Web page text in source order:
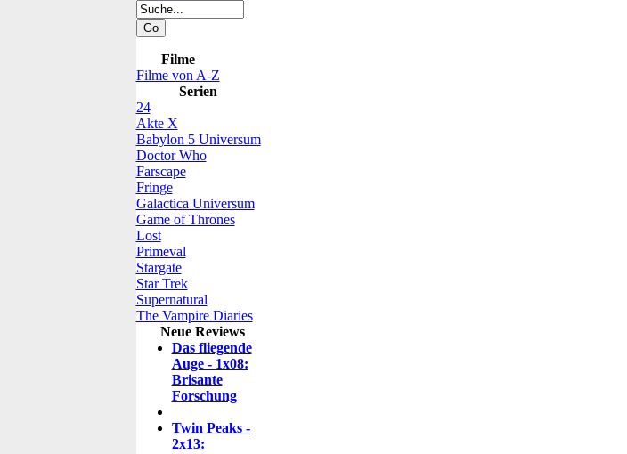
Filme
Filme von A-Z
Serien
24
Akte X
Babylon 5 Universum
Doctor Who
Farscape
Fringe
Galactica Universum
Game of Thrones
Lost
Primeval
Stargate
Star Trek
Supernatural
The Vampire Diaries
Neue Reviews
Das fliegende
Auge - 1x08:
Brisante
Forschung
Twin Peaks -
2x13: